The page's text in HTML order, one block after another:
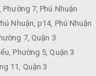
7, Phú Nhuận
Nhuận, p14, Phú Nhuận
7, Quận 3
Phường 5, Quận 3
11, Quận 3